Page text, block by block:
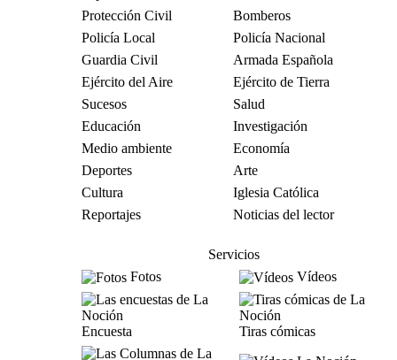
Protección Civil
Bomberos
Policía Local
Policía Nacional
Guardia Civil
Armada Española
Ejército del Aire
Ejército de Tierra
Sucesos
Salud
Educación
Investigación
Medio ambiente
Economía
Deportes
Arte
Cultura
Iglesia Católica
Reportajes
Noticias del lector
Servicios
Fotos
Vídeos
Encuesta Tiras cómicas